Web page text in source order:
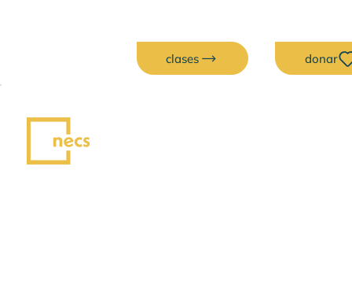
clases donar